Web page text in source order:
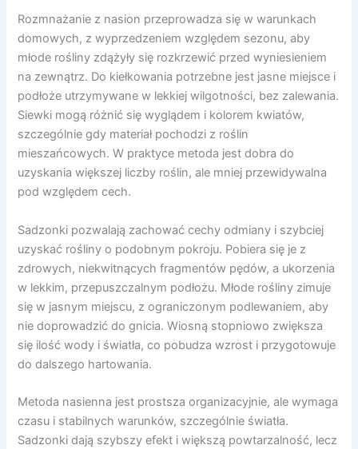
Rozmnażanie z nasion przeprowadza się w warunkach
domowych, z wyprzedzeniem względem sezonu, aby
młode rośliny zdążyły się rozkrzewić przed wyniesieniem
na zewnątrz. Do kiełkowania potrzebne jest jasne miejsce i
podłoże utrzymywane w lekkiej wilgotności, bez zalewania.
Siewki mogą różnić się wyglądem i kolorem kwiatów,
szczególnie gdy materiał pochodzi z roślin
mieszańcowych. W praktyce metoda jest dobra do
uzyskania większej liczby roślin, ale mniej przewidywalna
pod względem cech.
Sadzonki pozwalają zachować cechy odmiany i szybciej
uzyskać rośliny o podobnym pokroju. Pobiera się je z
zdrowych, niekwitnących fragmentów pędów, a ukorzenia
w lekkim, przepuszczalnym podłożu. Młode rośliny zimuje
się w jasnym miejscu, z ograniczonym podlewaniem, aby
nie doprowadzić do gnicia. Wiosną stopniowo zwiększa
się ilość wody i światła, co pobudza wzrost i przygotowuje
do dalszego hartowania.
Metoda nasienna jest prostsza organizacyjnie, ale wymaga
czasu i stabilnych warunków, szczególnie światła.
Sadzonki dają szybszy efekt i większą powtarzalność, lecz